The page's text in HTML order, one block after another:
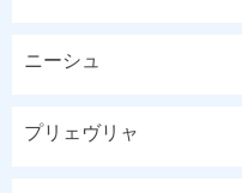
ニーシュ
プリェヴリャ